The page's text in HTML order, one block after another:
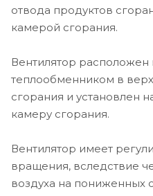
отвода продуктов
камерой сгорания.
Вентилятор
теплообменником в
сгорания и установлен
камеру сгорания.
Вентилятор имеет
вращения, вследствие
воздуха на пониженных